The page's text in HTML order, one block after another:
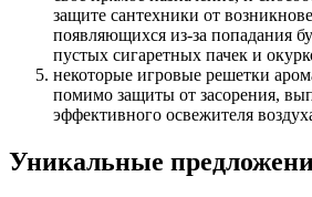
защите сантехники от
появляющихся из-за попадания
пустых сигаретных пачек и
некоторые игровые решетки
помимо защиты от засорения,
эффективного освежителя
Уникальные